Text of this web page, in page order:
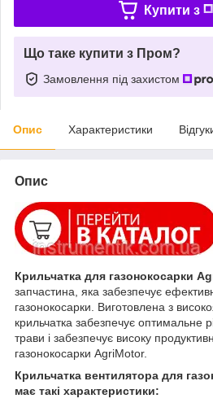
Купити з
Що таке купити з Пром?
Замовлення під захистом
Опис Характеристики
Опис
Крильчатка для газонокосарки
запчастина, яка забезпечує
газонокосарки. Виготовлена з
крильчатка забезпечує оптимальне
трави і забезпечує високу
газонокосарки AgriMotor.
Крильчатка вентилятора для
має такі характеристики: